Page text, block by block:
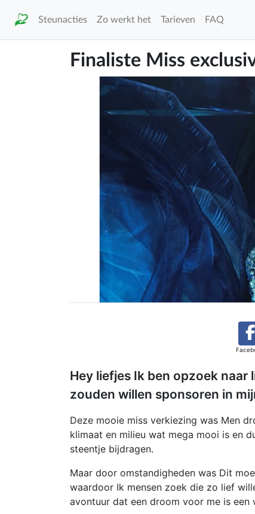
Steunacties Zo werkt het Tarieven FAQ
Finaliste Miss
Hey liefjes Ik ben opzoek
zouden willen sponsoren in
Deze mooie miss verkiezing was Men
klimaat en milieu wat mega mooi is en
steentje bijdragen.
Maar door omstandigheden was Dit
waardoor Ik mensen zoek die zo lief
avontuur dat een droom voor me is een